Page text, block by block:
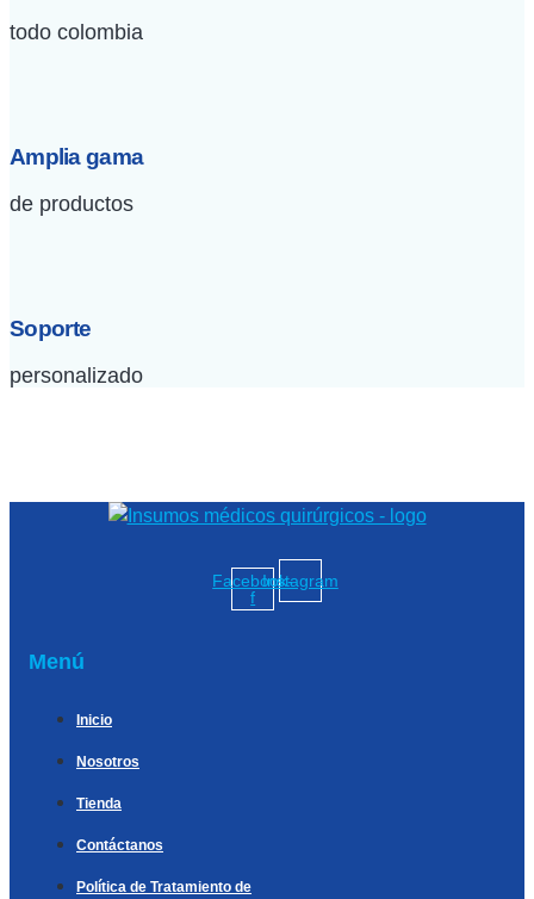
todo colombia
Amplia gama
de productos
Soporte
personalizado
Facebook-
f
Instagram
Menú
Inicio
Nosotros
Tienda
Contáctanos
Política de Tratamiento de